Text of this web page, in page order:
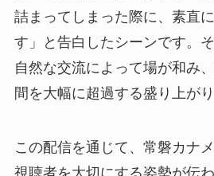
詰まってしまった際に、素直
す」と告白したシーンです。
自然な交流によって場が和み
間を大幅に超過する盛り上が
この配信を通じて、常磐カナ
視聴者を大切にする姿勢が伝